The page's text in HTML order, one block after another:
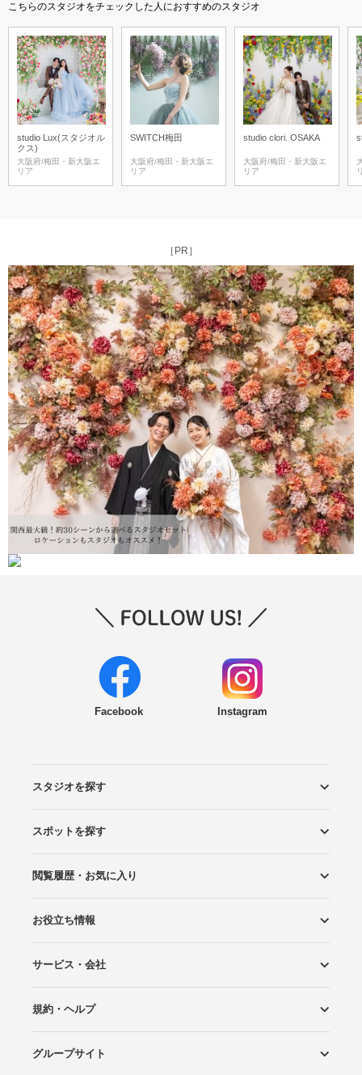
こちらのスタジオをチェックした人におすすめのスタジオ
studio Lux(スタジオル
クス)
大阪府/梅田・新大阪エ
リア
SWITCH梅田
大阪府/梅田・新大阪エ
リア
studio clori. OSAKA
大阪府/梅田・新大阪エ
リア
［PR］
Facebook Instagram
スタジオを探す
エリアから探す
こだわりから探す
NEW PHOTO STYLE
プランから探す
フォトタイプ診断
フォトグラファーから探す
国内リゾートから探す
スポットを探す
ロケーションから探す
スタジオから探す
閲覧履歴・お気に入り
閲覧スタジオ
お気に入り
お役立ち情報
Wedding Photo マガジン
はじめてガイド
サービス・会社
Photoraitとは
スタジオの掲載について
お問い合わせ
運営会社
サイトマップ
規約・ヘルプ
プライバシーポリシー
利用規約
ヘルプ
グループサイト